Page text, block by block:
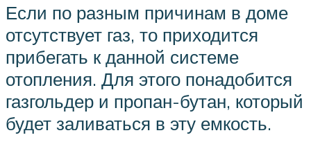
Если по разным причинам в доме
отсутствует газ, то приходится
прибегать к данной системе
отопления. Для этого понадобится
газгольдер и пропан-бутан, который
будет заливаться в эту емкость.